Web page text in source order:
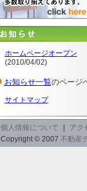
ホームページオープン
(2010/04/02)
お知らせ一覧のページ
サイトマップ
個人情報について
アク
Copyright © 2007 不動産